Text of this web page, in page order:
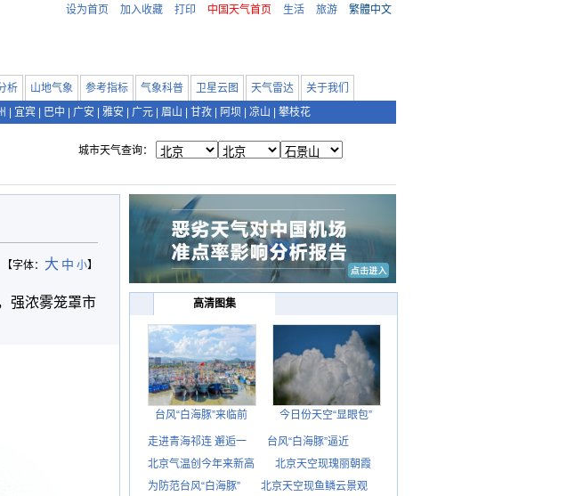
设为首页 加入收藏 打印 中国天气首页 生活 旅游 繁體中文
析 山地气象 参考指标 气象科普 卫星云图 天气雷达
关于我们
宜宾 巴中 广安 雅安 广元 眉山 甘孜 阿坝 凉山 攀枝花
城市天气查询：
【字体： 大 中 小】
强浓雾笼罩市
高清图集
台风“白海豚”来临前 今日份天空“显眼包”
走进青海祁连 邂逅一
台风“白海豚”逼近
北京气温创今年来新高
北京天空现瑰丽朝霞
为防范台风“白海豚”
北京天空现鱼鳞云景观